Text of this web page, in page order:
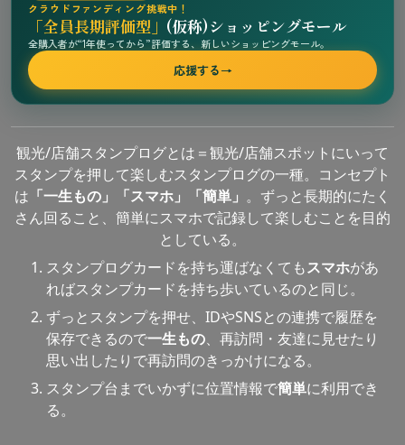
クラウドファンディング挑戦中！
「全員長期評価型」 (仮称)ショッピングモール
全購入者が“1年使ってから”評価する、新しいショッピングモール。
応援する→
観光/店舗スタンプログとは＝観光/店舗スポットにいって
スタンプを押して楽しむスタンプログの一種。コンセプト
は 「一生もの」「スマホ」「簡単」 。ずっと長期的にたく
さん回ること、簡単にスマホで記録して楽しむことを目的
としている。
スタンプログカードを持ち運ばなくてもスマホがあ
ればスタンプカードを持ち歩いているのと同じ。
ずっとスタンプを押せ、IDやSNSとの連携で履歴を
保存できるので一生もの、再訪問・友達に見せたり
思い出したりで再訪問のきっかけになる。
スタンプ台までいかずに位置情報で簡単に利用でき
る。